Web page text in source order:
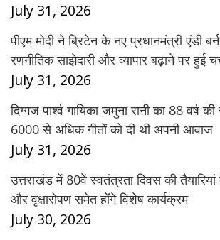
July 31, 2026
पीएम मोदी ने ब्रिटेन के नए प्रधानमंत्री एंडी
रणनीतिक साझेदारी और व्यापार बढ़ाने पर हुई
July 31, 2026
दिग्गज पार्श्व गायिका जमुना रानी का 88 वर्ष
6000 से अधिक गीतों को दी थी अपनी आवाज
July 31, 2026
उत्तराखंड में 80वें स्वतंत्रता दिवस की
और वृक्षारोपण समेत होंगे विशेष कार्यक्रम
July 30, 2026